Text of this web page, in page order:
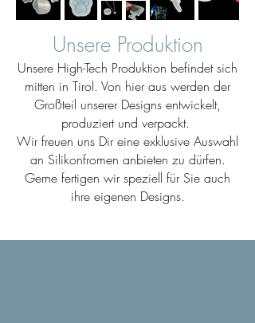
Unsere Produktion
Unsere High-Tech Produktion befindet sich
mitten in Tirol. Von hier aus werden der
Großteil unserer Designs entwickelt,
produziert und verpackt.
Wir freuen uns Dir eine exklusive Auswahl
an Silikonfromen anbieten zu dürfen.
Gerne fertigen wir speziell für Sie auch
ihre eigenen Designs.